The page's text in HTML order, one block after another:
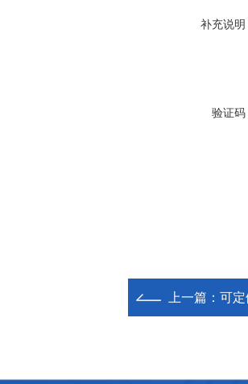
补充说明
验证码
上一篇： 可